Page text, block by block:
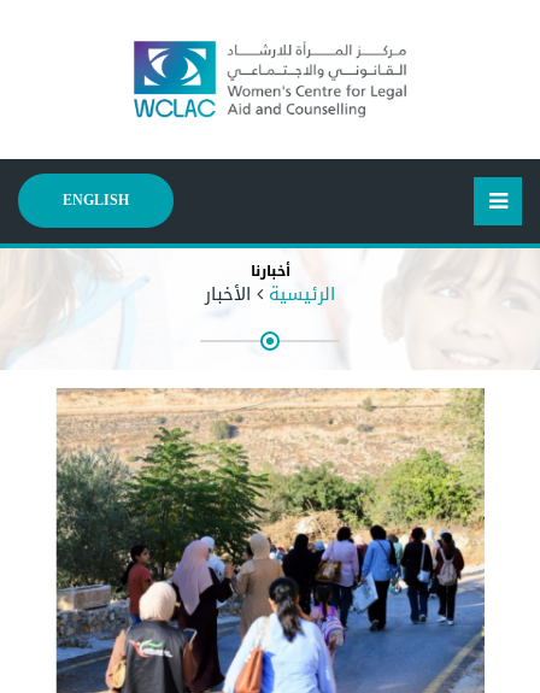
ENGLISH
أخبارنا
الرئيسية الأخبار